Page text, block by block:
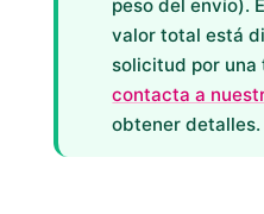
peso del envío).
valor total está
solicitud por
contacta a
obtener detalles.